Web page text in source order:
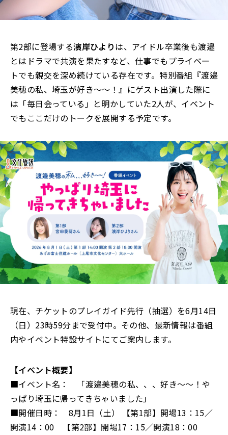
第2部に登場する濱岸ひよりは、アイドル卒業後も渡邉
とはドラマで共演を果たすなど、仕事でもプライベー
トでも親交を深め続けている存在です。特別番組『渡邉
美穂の私、埼玉が好き～～！』にゲスト出演した際に
は「毎日会っている」と明かしていた2人が、イベント
でもここだけのトークを展開する予定です。
現在、チケットのプレイガイド先行（抽選）を6月14日
（日）23時59分まで受付中。その他、最新情報は番組
内やイベント特設サイトにてご案内します。
【イベント概要】
■イベント名： 「渡邉美穂の私、、、好き～～！や
っぱり埼玉に帰ってきちゃいました」
■開催日時： 8月1日（土） 【第1部】開場13：15／
開演14：00 【第2部】開場17：15／開演18：00